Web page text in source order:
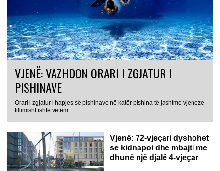
VJENË: VAZHDON ORARI I ZGJATUR I
PISHINAVE
Orari i zgjatur i hapjes së pishinave në katër pishina të jashtme vjeneze
fillimisht ishte vetëm...
Vjenë: 72-vjeçari dyshohet
se kidnapoi dhe mbajti me
dhunë një djalë 4-vjeçar